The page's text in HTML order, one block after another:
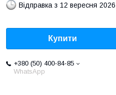
Відправка з 12 вересня 2026
Купити
+380 (50) 400-84-85
WhatsApp